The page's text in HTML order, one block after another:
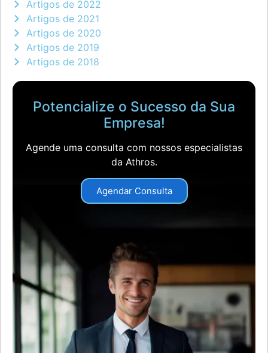
Artigos de 2022
Artigos de 2021
Artigos de 2020
Artigos de 2019
Artigos de 2018
Potencialize o Sucesso da Sua
Empresa!
Agende uma consulta com nossos especialistas
da Athros.
Agendar Consulta